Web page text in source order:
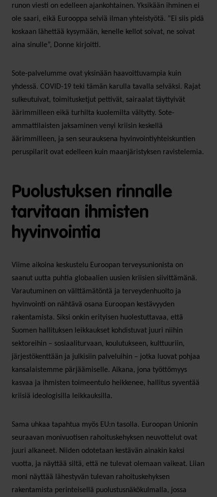
runon viesti on edelleen ajankohtainen. Yksikään ihminen ei
ole saari, eikä Eurooppa selviä ilman yhteistyötä. ”Ei siis pidä
koskaan lähettää kysymään, kenelle kellot soivat, ne soivat
aina sinulle”, Donne kirjoitti.
Sote-palvelumme ovat yksinään haavoittuvampia kuin
yhdessä. COVID-19 teki tämän karulla tavalla selväksi. Rajat
sulkeutuivat, toimitusketjut pettivät, sairaalat täyttyivät
äärimmilleen eikä turhilta kuolemilta vältytty. Sote-
ammattilaisten jaksaminen venyi kriisin keskellä
äärimmilleen, ja sen seurauksena hyvinvointiyhteiskuntien
peruspilarit ovat edelleen kuin maanjäristyksen ravistelemia.
Puolustuksen rinnalle
tarvitaan ihmisten
hyvinvointia
Viime aikoina keskustelu Euroopan terveysunionista on
saanut uutta puhtia globaalien uusien kriisien siivittämänä.
Varautuminen on välttämätöntä ja terveydenhuolto ja
hyvinvointi on nähtävä osana Euroopan kestävyyden
rakentamista. Siksi onkin erityisen huolestuttavaa, että
Suomen hallituksen leikkaukset kohdistuvat juuri niihin
sektoreihin – sosiaaliturvaan, koulutukseen, kulttuuriin,
järjestökenttään ja julkisiin palveluihin – jotka luovat pohjaa
kansalaistemme pärjäämiselle. Aikana, jona työttömyys
kasvaa ja ihmisten toimeentulo heikkenee, hallitus syventää
kriisiä ideologisilla leikkauksilla.
Sama uhkaa tapahtua myös EU:n tasolla. Euroopan Unionin
seuraavan monivuotisen rahoituskehyksen neuvottelut ovat
juuri alkaneet. Niiden odotetaan kestävän ainakin kaksi
vuotta, ja näyttää siltä, että ne tulevat olemaan vaikeat. Liian
moni näyttää lähestyvän tulevan rahoituskehyksen
rakentamista perinteisellä puolustusnäkökulmalla, jossa